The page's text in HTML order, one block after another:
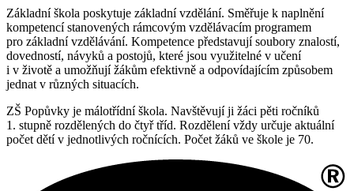
Základní škola poskytuje základní vzdělání. Směřuje k naplnění
kompetencí stanovených rámcovým vzdělávacím programem
pro základní vzdělávání. Kompetence představují soubory znalostí,
dovedností, návyků a postojů, které jsou využitelné v učení
i v životě a umožňují žákům efektivně a odpovídajícím způsobem
jednat v různých situacích.
ZŠ Popůvky je málotřídní škola. Navštěvují ji žáci pěti ročníků
1. stupně rozdělených do čtyř tříd. Rozdělení vždy určuje aktuální
počet dětí v jednotlivých ročnících. Počet žáků ve škole je 70.